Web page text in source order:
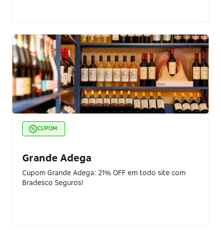
CUPOM
Grande Adega
Cupom Grande Adega: 21% OFF em todo site com
Bradesco Seguros!